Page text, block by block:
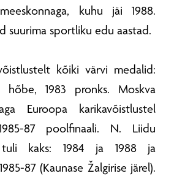
kuhu jäi 1988.
suurima sportliku edu aastad.
kõiki värvi medalid:
hõbe, 1983 pronks. Moskva
Euroopa karikavõistlustel
87 poolfinaali. N. Liidu
tuli kaks: 1984 ja 1988 ja
87 (Kaunase Žalgirise järel).